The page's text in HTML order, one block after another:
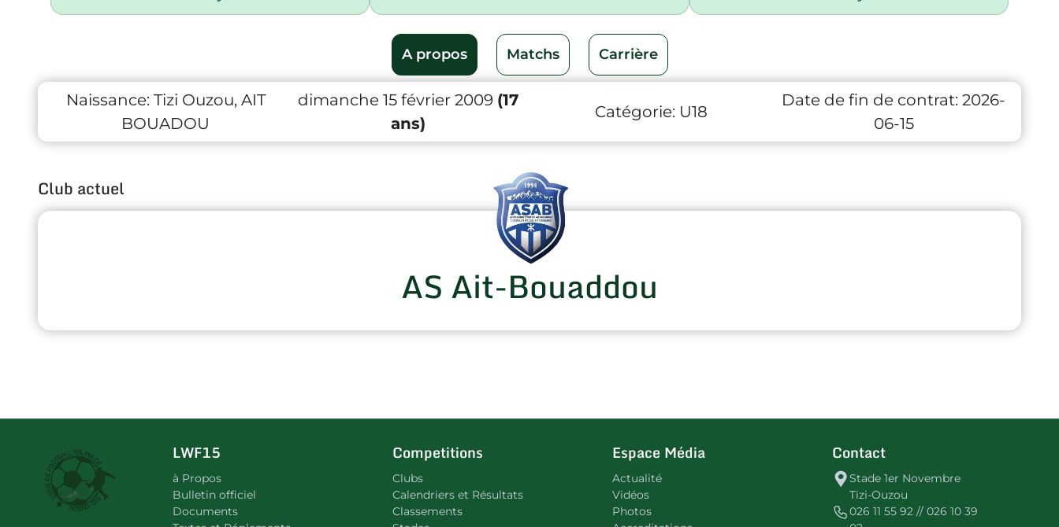
A propos Matchs Carrière
Naissance: Tizi Ouzou, AIT
BOUADOU
dimanche 15 février 2009 (17
ans)
Catégorie: U18
Date de fin de contrat: 2026-
06-15
Club actuel
AS Ait-Bouaddou
LWF15
à Propos
Bulletin officiel
Documents
Competitions
Clubs
Calendriers et Résultats
Classements
Espace Média
Actualité
Vidéos
Photos
Contact
Stade 1er Novembre
Tizi-Ouzou
026 11 55 92 // 026 10 39